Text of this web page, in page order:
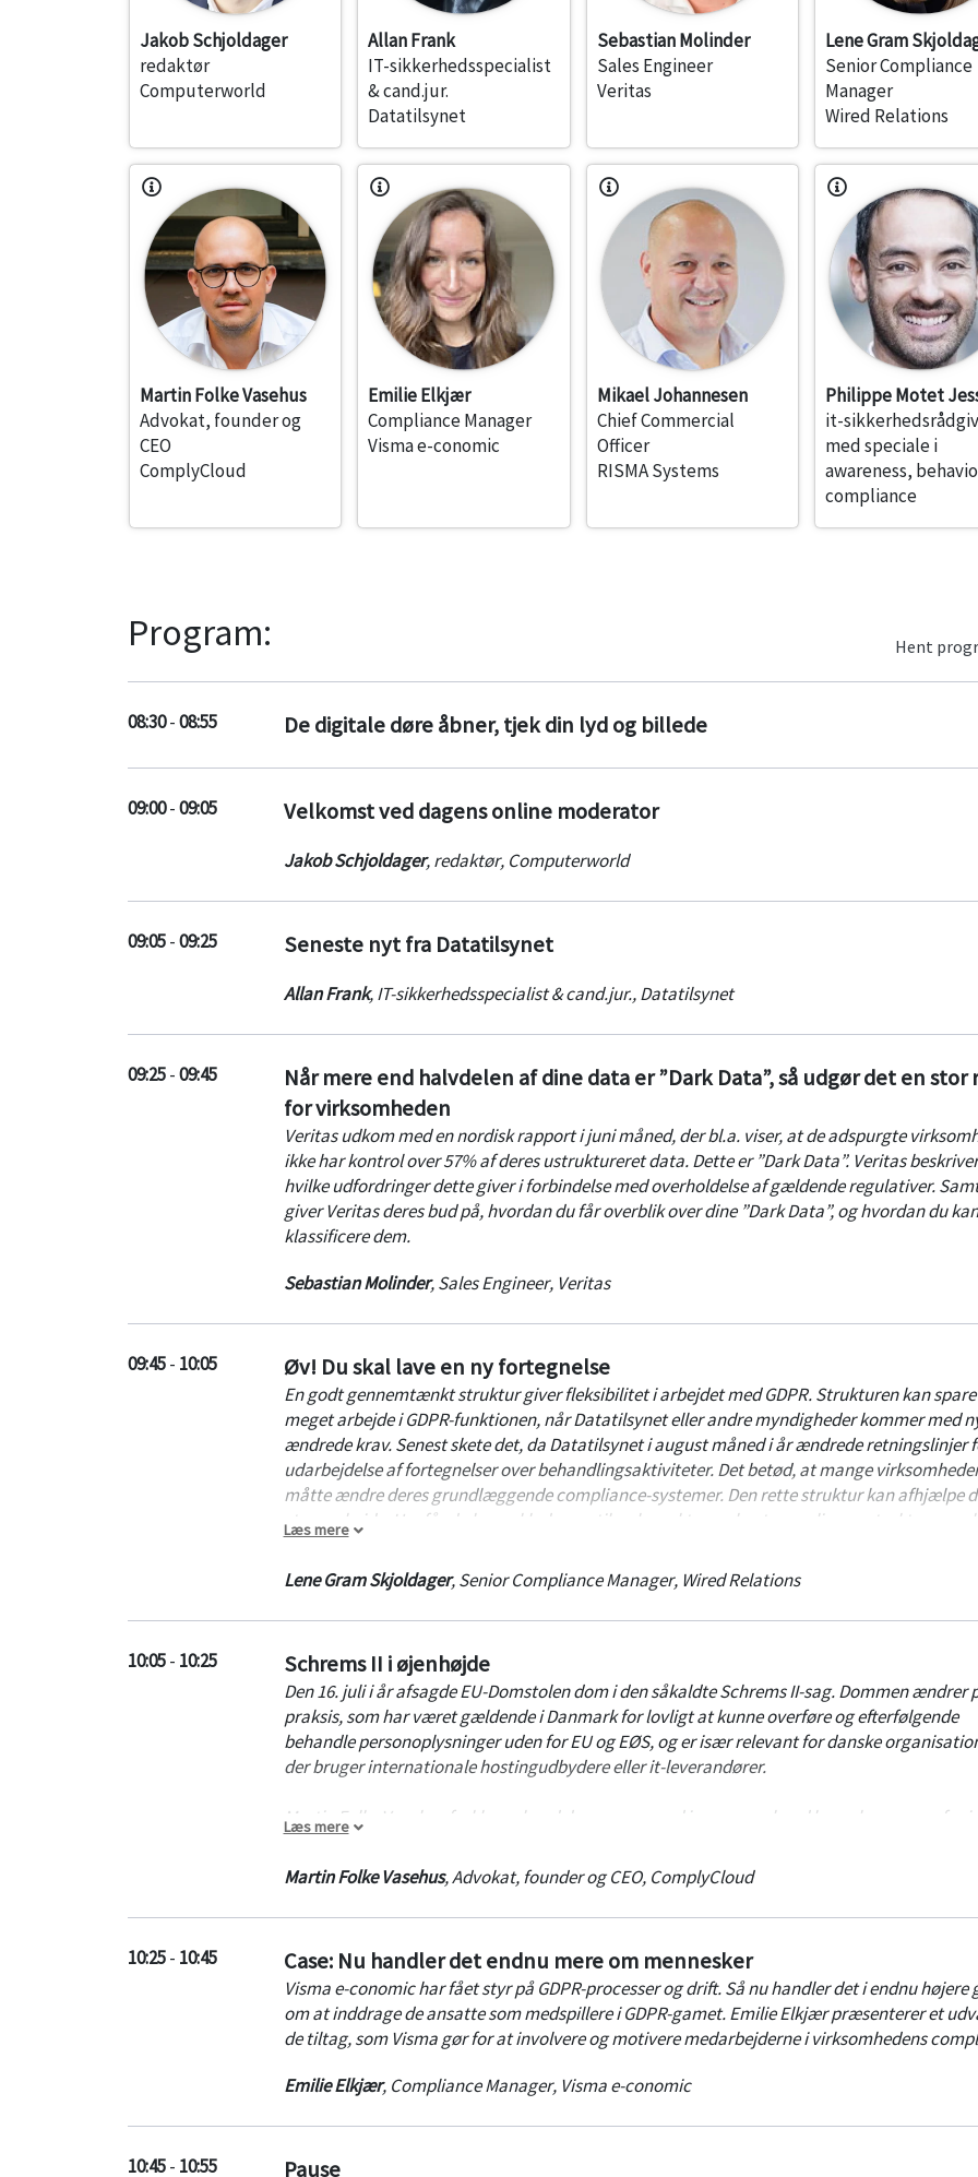
Jakob Schjoldager
redaktør
Computerworld
Allan Frank
IT-sikkerhedsspecialist
& cand.jur.
Datatilsynet
Sebastian Molinder
Sales Engineer
Veritas
Lene Gram
Senior Compliance
Manager
Wired Relations
Martin Folke Vasehus
Advokat, founder og
CEO
ComplyCloud
Emilie Elkjær
Compliance Manager
Visma e-conomic
Mikael Johannesen
Chief Commercial
Officer
RISMA Systems
Philippe Motet
it-
med speciale i
awareness,
compliance
Program: Hent
08:30-08:55 De digitale døre åbner, tjek din lyd og billede
09:00-09:05 Velkomst ved dagens online moderator
Jakob Schjoldager,redaktør, Computerworld
09:05-09:25 Seneste nyt fra Datatilsynet
Allan Frank,IT-sikkerhedsspecialist & cand.jur.,Datatilsynet
09:25-09:45
Når mere end halvdelen af dine data er ”Dark Data”, så udgør det en stor
for virksomheden
Veritas udkom med en nordisk rapport i juni måned, der bl.a. viser, at de adspurgte
ikke har kontrol over 57% af deres ustruktureret data. Dette er ”Dark Data”. Veritas
hvilke udfordringer dette giver i forbindelse med overholdelse af gældende regulativer.
giver Veritas deres bud på, hvordan du får overblik over dine ”Dark Data”, og hvordan du kan
klassificere dem.
Sebastian Molinder,Sales Engineer, Veritas
09:45- 10:05 Øv! Du skal lave en ny fortegnelse
En godt gennemtænkt struktur giver fleksibilitet i arbejdet med GDPR. Strukturen kan
meget arbejde i GDPR-funktionen, når Datatilsynet eller andre myndigheder kommer med
ændrede krav. Senest skete det, da Datatilsynet i august måned i år ændrede retningslinjer
udarbejdelse af fortegnelser over behandlingsaktiviteter. Det betød, at mange
måtte ændre deres grundlæggende compliance-systemer. Den rette struktur kan afhjælpe
store arbejde. Her får du byggeklodserne til en korrekt og robust compliance-struktur, som
håndtere nye krav uden mere arbejde.
Læs mere
Lene Gram Skjoldager,Senior Compliance Manager, Wired Relations
10:05- 10:25 Schrems II i øjenhøjde
Den 16. juli i år afsagde EU-Domstolen dom i den såkaldte Schrems II-sag. Dommen ændrer
praksis, som har været gældende i Danmark for lovligt at kunne overføre og efterfølgende
behandle personoplysninger uden for EU og EØS, og er især relevant for danske
der bruger internationale hostingudbydere eller it-leverandører.
Martin Folke Vasehus forklarer, hvad der er op og ned i sagen, og hvad konsekvensen er for
virksomheder. Og så har han et lille hjælpeværktøj med, som vil gøre det enkelt for jer at
Schrems II.
Læs mere
Martin Folke Vasehus,Advokat, founder og CEO, ComplyCloud
10:25- 10:45 Case: Nu handler det endnu mere om mennesker
Visma e-conomic har fået styr på GDPR-processer og drift. Så nu handler det i endnu højere
om at inddrage de ansatte som medspillere i GDPR-gamet. Emilie Elkjær præsenterer et
de tiltag, som Visma gør for at involvere og motivere medarbejderne i virksomhedens
Emilie Elkjær, Compliance Manager, Visma e-conomic
10:45- 10:55 Pause